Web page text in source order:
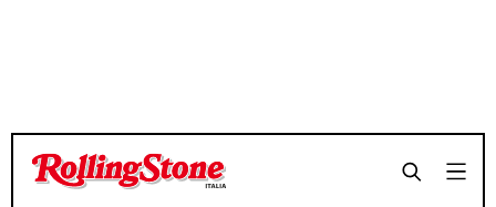
TEMPO DI LETTURA 4 MINUTI
TEMPO DI LETTURA 4 MINUTI